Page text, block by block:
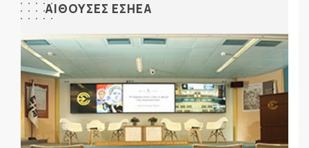
ΑΙΘΟΥΣΕΣ ΕΣΗΕΑ